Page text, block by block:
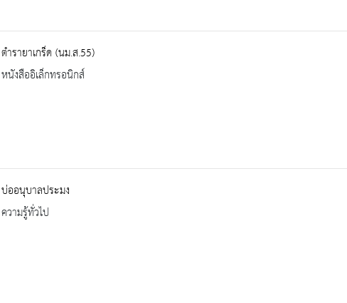
ตำรายาเกร็ด (นม.ส.55)
หนังสืออิเล็กทรอนิกส์
บ่ออนุบาลประมง
ความรู้ทั่วไป